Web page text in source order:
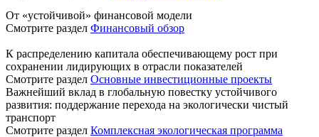
От «устойчивой» финансовой модели
Смотрите раздел Финансовый обзор
К распределению капитала обеспечивающему рост при
сохранении лидирующих в отрасли показателей
Смотрите раздел Основные инвестиционные проекты
Важнейший вклад в глобальную повестку устойчивого
развития: поддержание перехода на экологически чистый
транспорт
Смотрите раздел Комплексная экологическая программа